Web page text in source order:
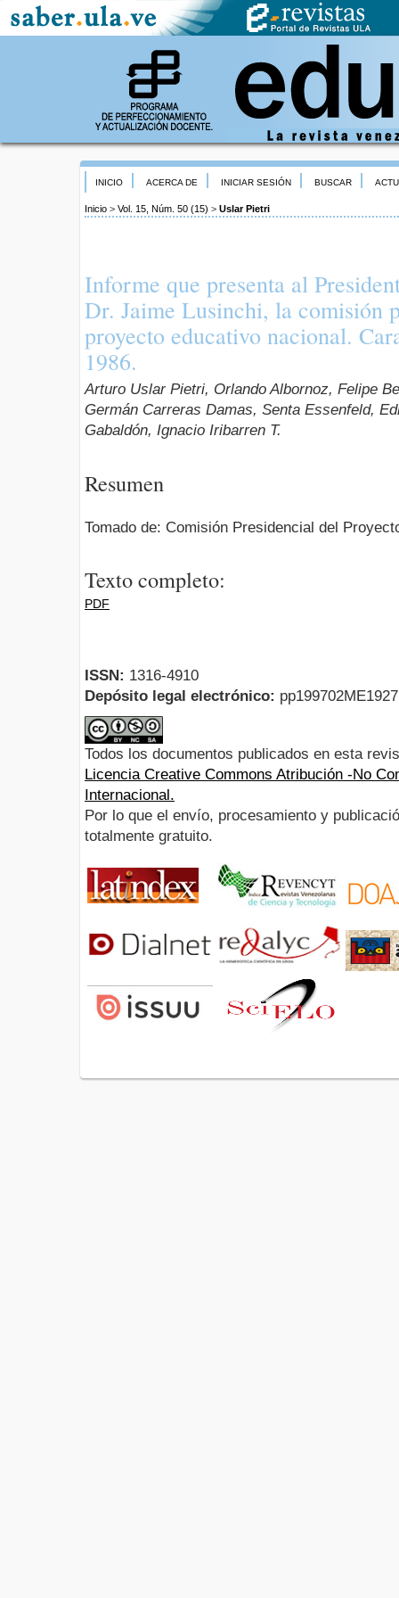
INICIO ACERCA DE INICIAR SESIÓN BUSCAR
Inicio > Vol. 15, Núm. 50 (15) > Uslar Pietri
Informe que presenta al
Dr. Jaime Lusinchi, la comisión
proyecto educativo nacional.
1986.
Arturo Uslar Pietri, Orlando Albornoz, Felipe
Germán Carreras Damas, Senta Essenfeld,
Gabaldón, Ignacio Iribarren T.
Resumen
Tomado de: Comisión Presidencial del
Texto completo:
PDF
ISSN: 1316-4910
Depósito legal electrónico:
Todos los documentos publicados en esta
Licencia Creative Commons Atribución -No
Internacional.
Por lo que el envío, procesamiento y
totalmente gratuito.